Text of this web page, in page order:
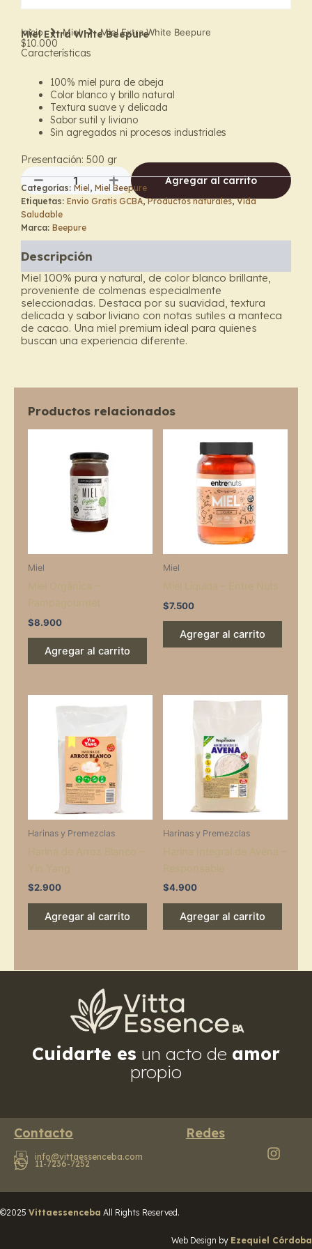
Inicio Miel Miel Extra White Beepure
Miel Extra White Beepure
$10.000
Características
100% miel pura de abeja
Color blanco y brillo natural
Textura suave y delicada
Sabor sutil y liviano
Sin agregados ni procesos industriales
Presentación: 500 gr
Miel
Extra
White
Beepure
Agregar al carrito
Categorías: Miel , Miel Beepure
Etiquetas: Envio Gratis GCBA,Productos naturales,Vida
Saludable
Marca: Beepure
Descripción
Miel 100% pura y natural, de color blanco brillante,
proveniente de colmenas especialmente
seleccionadas. Destaca por su suavidad, textura
delicada y sabor liviano con notas sutiles a manteca
de cacao. Una miel premium ideal para quienes
buscan una experiencia diferente.
Productos relacionados
Miel
$8.900
Agregar al carrito
Miel
$7.500
Agregar al carrito
Harinas y Premezclas
$2.900
Agregar al carrito
Harinas y Premezclas
$4.900
Agregar al carrito
Cuidarte es un acto de amor
propio
Contacto
info@vittaessenceba.com
11-7236-7252
Redes
©2025 Vittaessenceba All Rights Reserved.
Web Design by Ezequiel Córdoba